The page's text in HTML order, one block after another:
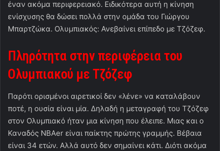
έναν ακόμα περιφερειακό. Ειδικότερα αυτή η κίνηση
ενίσχυσης θα δώσει πολλά στην ομάδα του Γιώργου
Μπαρτζώκα. Ολυμπιακός: Ανεβαίνει επίπεδο με Τζόζεφ.
Πληρότητα στην περιφέρεια του
Ολυμπιακού με Τζόζεφ
Παρότι ορισμένοι αιρετικοί δεν «λένε» να καταλάβουν
ποτέ, η ουσία είναι μία. Δηλαδή η μεταγραφή του Τζόζεφ
στον Ολυμπιακό ήταν μια κίνηση που έλειπε. Μιας και ο
Καναδός NBAer είναι παίκτης πρώτης γραμμής. Βέβαια
είναι 34 ετών. Αλλά αυτό δεν σημαίνει κάτι. Διότι ακόμα